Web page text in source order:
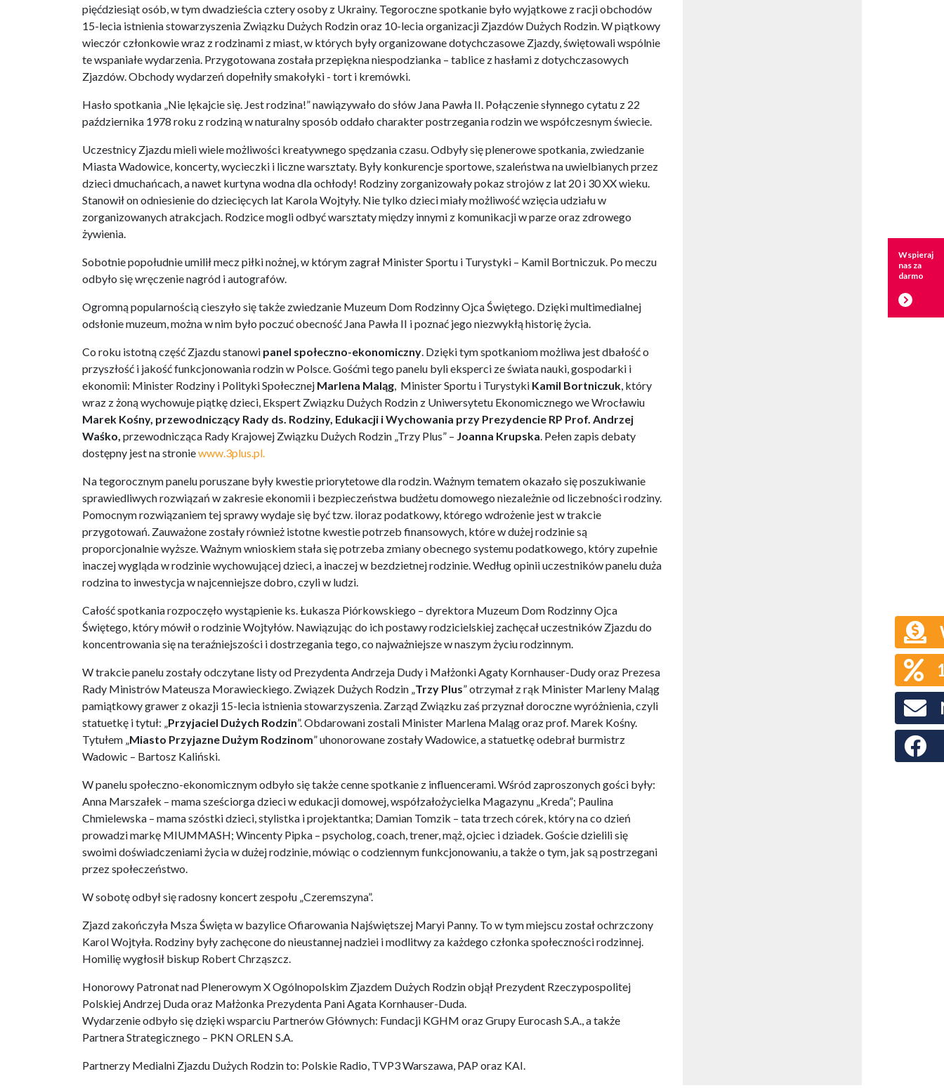
pięćdziesiąt osób, w tym dwadzieścia cztery osoby z Ukrainy. Tegoroczne spotkanie było wyjątkowe z racji obchodów
15-lecia istnienia stowarzyszenia Związku Dużych Rodzin oraz 10-lecia organizacji Zjazdów Dużych Rodzin. W piątkowy
wieczór członkowie wraz z rodzinami z miast, w których były organizowane dotychczasowe Zjazdy, świętowali wspólnie
te wspaniałe wydarzenia. Przygotowana została przepiękna niespodzianka – tablice z hasłami z dotychczasowych
Zjazdów. Obchody wydarzeń dopełniły smakołyki - tort i kremówki.
Hasło spotkania „Nie lękajcie się. Jest rodzina!” nawiązywało do słów Jana Pawła II. Połączenie słynnego cytatu z 22
października 1978 roku z rodziną w naturalny sposób oddało charakter postrzegania rodzin we współczesnym świecie.
Uczestnicy Zjazdu mieli wiele możliwości kreatywnego spędzania czasu. Odbyły się plenerowe spotkania, zwiedzanie
Miasta Wadowice, koncerty, wycieczki i liczne warsztaty. Były konkurencje sportowe, szaleństwa na uwielbianych przez
dzieci dmuchańcach, a nawet kurtyna wodna dla ochłody! Rodziny zorganizowały pokaz strojów z lat 20 i 30 XX wieku.
Stanowił on odniesienie do dziecięcych lat Karola Wojtyły. Nie tylko dzieci miały możliwość wzięcia udziału w
zorganizowanych atrakcjach. Rodzice mogli odbyć warsztaty między innymi z komunikacji w parze oraz zdrowego
żywienia.
Sobotnie popołudnie umilił mecz piłki nożnej, w którym zagrał Minister Sportu i Turystyki – Kamil Bortniczuk. Po meczu
odbyło się wręczenie nagród i autografów.
Ogromną popularnością cieszyło się także zwiedzanie Muzeum Dom Rodzinny Ojca Świętego. Dzięki multimedialnej
odsłonie muzeum, można w nim było poczuć obecność Jana Pawła II i poznać jego niezwykłą historię życia.
Co roku istotną część Zjazdu stanowi panel społeczno-ekonomiczny. Dzięki tym spotkaniom możliwa jest dbałość o
przyszłość i jakość funkcjonowania rodzin w Polsce. Gośćmi tego panelu byli eksperci ze świata nauki, gospodarki i
ekonomii: Minister Rodziny i Polityki Społecznej Marlena Maląg, Minister Sportu i Turystyki Kamil Bortniczuk, który
wraz z żoną wychowuje piątkę dzieci, Ekspert Związku Dużych Rodzin z Uniwersytetu Ekonomicznego we Wrocławiu
Marek Kośny, przewodniczący Rady ds. Rodziny, Edukacji i Wychowania przy Prezydencie RP Prof. Andrzej
Waśko, przewodnicząca Rady Krajowej Związku Dużych Rodzin „Trzy Plus” – Joanna Krupska. Pełen zapis debaty
dostępny jest na stroniewww.3plus.pl.
Na tegorocznym panelu poruszane były kwestie priorytetowe dla rodzin. Ważnym tematem okazało się poszukiwanie
sprawiedliwych rozwiązań w zakresie ekonomii i bezpieczeństwa budżetu domowego niezależnie od liczebności rodziny.
Pomocnym rozwiązaniem tej sprawy wydaje się być tzw. iloraz podatkowy, którego wdrożenie jest w trakcie
przygotowań. Zauważone zostały również istotne kwestie potrzeb finansowych, które w dużej rodzinie są
proporcjonalnie wyższe. Ważnym wnioskiem stała się potrzeba zmiany obecnego systemu podatkowego, który zupełnie
inaczej wygląda w rodzinie wychowującej dzieci, a inaczej w bezdzietnej rodzinie. Według opinii uczestników panelu duża
rodzina to inwestycja w najcenniejsze dobro, czyli w ludzi.
Całość spotkania rozpoczęło wystąpienie ks. Łukasza Piórkowskiego – dyrektora Muzeum Dom Rodzinny Ojca
Świętego, który mówił o rodzinie Wojtyłów. Nawiązując do ich postawy rodzicielskiej zachęcał uczestników Zjazdu do
koncentrowania się na teraźniejszości i dostrzegania tego, co najważniejsze w naszym życiu rodzinnym.
W trakcie panelu zostały odczytane listy od Prezydenta Andrzeja Dudy i Małżonki Agaty Kornhauser-Dudy oraz Prezesa
Rady Ministrów Mateusza Morawieckiego. Związek Dużych Rodzin „Trzy Plus” otrzymał z rąk Minister Marleny Maląg
pamiątkowy grawer z okazji 15-lecia istnienia stowarzyszenia. Zarząd Związku zaś przyznał doroczne wyróżnienia, czyli
statuetkę i tytuł: „Przyjaciel Dużych Rodzin”. Obdarowani zostali Minister Marlena Maląg oraz prof. Marek Kośny.
Tytułem „Miasto Przyjazne Dużym Rodzinom” uhonorowane zostały Wadowice, a statuetkę odebrał burmistrz
Wadowic – Bartosz Kaliński.
W panelu społeczno-ekonomicznym odbyło się także cenne spotkanie z influencerami. Wśród zaproszonych gości były:
Anna Marszałek – mama sześciorga dzieci w edukacji domowej, współzałożycielka Magazynu „Kreda”; Paulina
Chmielewska – mama szóstki dzieci, stylistka i projektantka; Damian Tomzik – tata trzech córek, który na co dzień
prowadzi markę MIUMMASH; Wincenty Pipka – psycholog, coach, trener, mąż, ojciec i dziadek. Goście dzielili się
swoimi doświadczeniami życia w dużej rodzinie, mówiąc o codziennym funkcjonowaniu, a także o tym, jak są postrzegani
przez społeczeństwo.
W sobotę odbył się radosny koncert zespołu „Czeremszyna”.
Zjazd zakończyła Msza Święta w bazylice Ofiarowania Najświętszej Maryi Panny. To w tym miejscu został ochrzczony
Karol Wojtyła. Rodziny były zachęcone do nieustannej nadziei i modlitwy za każdego członka społeczności rodzinnej.
Homilię wygłosił biskup Robert Chrząszcz.
Honorowy Patronat nad Plenerowym X Ogólnopolskim Zjazdem Dużych Rodzin objął Prezydent Rzeczypospolitej
Polskiej Andrzej Duda oraz Małżonka Prezydenta Pani Agata Kornhauser-Duda.
Wydarzenie odbyło się dzięki wsparciu Partnerów Głównych: Fundacji KGHM oraz Grupy Eurocash S.A., a także
Partnera Strategicznego – PKN ORLEN S.A.
Partnerzy Medialni Zjazdu Dużych Rodzin to: Polskie Radio, TVP3 Warszawa, PAP oraz KAI.
Wspieraj
nas za
darmo